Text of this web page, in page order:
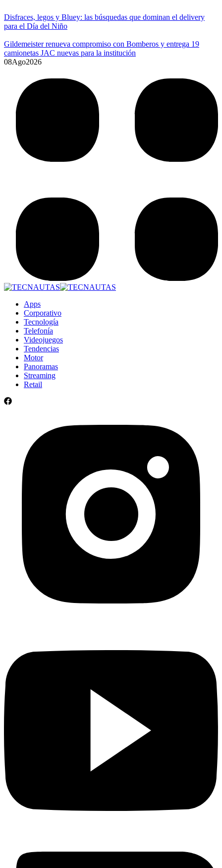
Disfraces, legos y Bluey: las búsquedas que dominan el delivery
para el Día del Niño
Gildemeister renueva compromiso con Bomberos y entrega 19
camionetas JAC nuevas para la institución
08Ago2026
Apps
Corporativo
Tecnología
Telefonía
Videojuegos
Tendencias
Motor
Panoramas
Streaming
Retail